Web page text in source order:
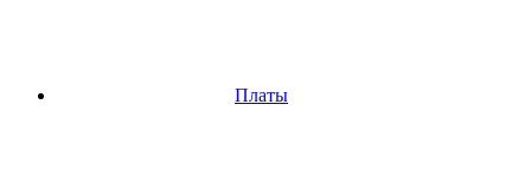
Платы